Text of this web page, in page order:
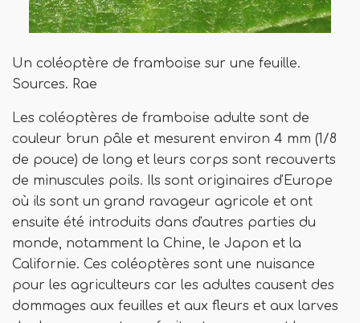
Un coléoptère de framboise sur une feuille.
Sources. Rae
Les coléoptères de framboise adulte sont de
couleur brun pâle et mesurent environ 4 mm (1/8
de pouce) de long et leurs corps sont recouverts
de minuscules poils. Ils sont originaires d'Europe
où ils sont un grand ravageur agricole et ont
ensuite été introduits dans d'autres parties du
monde, notamment la Chine, le Japon et la
Californie. Ces coléoptères sont une nuisance
pour les agriculteurs car les adultes causent des
dommages aux feuilles et aux fleurs et aux larves